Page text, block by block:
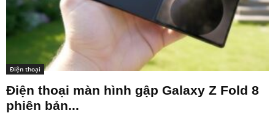
Điện thoại
Điện thoại màn hình gập Galaxy Z Fold 8
phiên bản...